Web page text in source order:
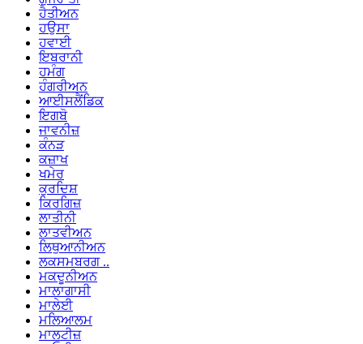
ਹੈਤੀਅਨ
ਹਉਸਾ
ਹਵਾਈ
ਇਬਰਾਨੀ
ਹਮੰਗ
ਹੰਗਰੀਅਨ
ਆਈਸਲੈਂਡਿਕ
ਇਗਬੋ
ਜਾਵਨੀਜ਼
ਕੰਨੜ
ਕਜ਼ਾਖ
ਖਮੇਰ
ਕੁਰਦਿਸ਼
ਕਿਰਗਿਜ਼
ਲਾਤੀਨੀ
ਲਾਤਵੀਅਨ
ਲਿਥੁਆਨੀਅਨ
ਲਕਸਮਬਰਗ ..
ਮਕਦੂਨੀਅਨ
ਮਾਲਾਗਾਸੀ
ਮਾਲੇਈ
ਮਲਿਆਲਮ
ਮਾਲਟੀਜ਼